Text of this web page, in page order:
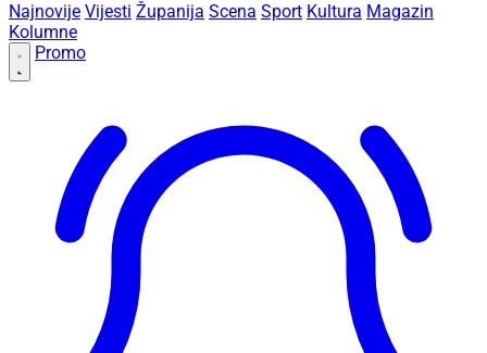
Najnovije Vijesti Županija Scena Sport Kultura Magazin
Kolumne
Promo